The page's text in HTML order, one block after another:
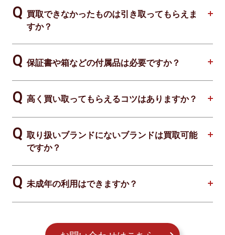
買取できなかったものは引き取ってもらえま
すか？
保証書や箱などの付属品は必要ですか？
高く買い取ってもらえるコツはありますか？
取り扱いブランドにないブランドは買取可能
ですか？
未成年の利用はできますか？